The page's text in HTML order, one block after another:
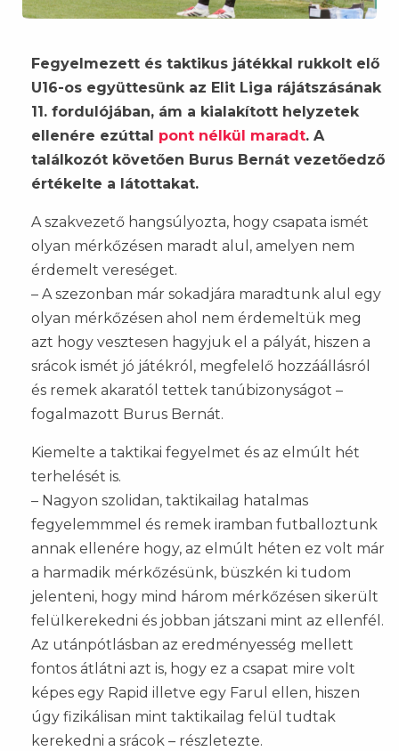
Fegyelmezett és taktikus játékkal rukkolt elő
U16-os együttesünk az Elit Liga rájátszásának
11. fordulójában, ám a kialakított helyzetek
ellenére ezúttal pont nélkül maradt. A
találkozót követően Burus Bernát vezetőedző
értékelte a látottakat.
A szakvezető hangsúlyozta, hogy csapata ismét
olyan mérkőzésen maradt alul, amelyen nem
érdemelt vereséget.
– A szezonban már sokadjára maradtunk alul egy
olyan mérkőzésen ahol nem érdemeltük meg
azt hogy vesztesen hagyjuk el a pályát, hiszen a
srácok ismét jó játékról, megfelelő hozzáállásról
és remek akaratól tettek tanúbizonyságot –
fogalmazott Burus Bernát.
Kiemelte a taktikai fegyelmet és az elmúlt hét
terhelését is.
– Nagyon szolidan, taktikailag hatalmas
fegyelemmmel és remek iramban futballoztunk
annak ellenére hogy, az elmúlt héten ez volt már
a harmadik mérkőzésünk, büszkén ki tudom
jelenteni, hogy mind három mérkőzésen sikerült
felülkerekedni és jobban játszani mint az ellenfél.
Az utánpótlásban az eredményesség mellett
fontos átlátni azt is, hogy ez a csapat mire volt
képes egy Rapid illetve egy Farul ellen, hiszen
úgy fizikálisan mint taktikailag felül tudtak
kerekedni a srácok – részletezte.